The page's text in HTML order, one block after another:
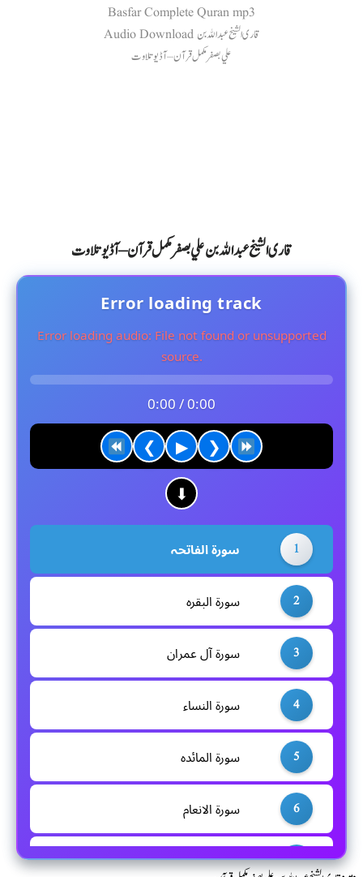
قاری الشیخ عبد الله بن علي بصفر مکمل قرآن – آڈیو تلاوت
Error loading track
Error loading audio: File not found or unsupported
source.
0:00 / 0:00
❮ ▶ ❯
⬇
1 سورۃ الفاتحہ
2 سورۃ البقرہ
3 سورۃ آل عمران
4 سورۃ النساء
5 سورۃ المائدہ
6 سورۃ الانعام
7 سورۃ الاعراف